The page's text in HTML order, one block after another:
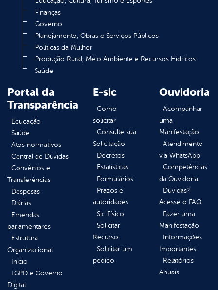
Finanças
Governo
Planejamento, Obras e Serviços Públicos
Políticas da Mulher
Produção Rural, Meio Ambiente e Recursos Hídricos
Saúde
Portal da
Transparência
Educação
Saúde
Atos normativos
Central de Dúvidas
Convênios e
Transferências
Despesas
Diárias
Emendas
parlamentares
Estrutura
Organizacional
Inicio
LGPD e Governo
Digital
E-sic
Como
solicitar
Consulte sua
Solicitação
Decretos
Estatísticas
Formulários
Prazos e
autoridades
Sic Físico
Solicitar
Recurso
Solicitar um
pedido
Ouvidoria
Acompanhar
uma
Manifestação
Atendimento
via WhatsApp
Competências
da Ouvidoria
Dúvidas?
Acesse o FAQ
Fazer uma
Manifestação
Informações
Importantes
Relatórios
Anuais